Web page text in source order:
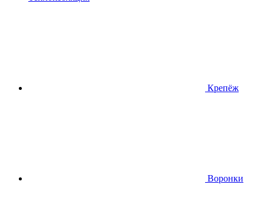
Крепёж
Воронки